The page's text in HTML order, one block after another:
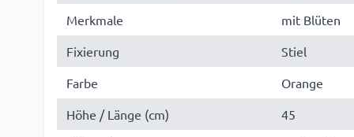
Merkmale
mit Blüten
Fixierung
Stiel
Farbe
Orange
Höhe / Länge (cm)
45